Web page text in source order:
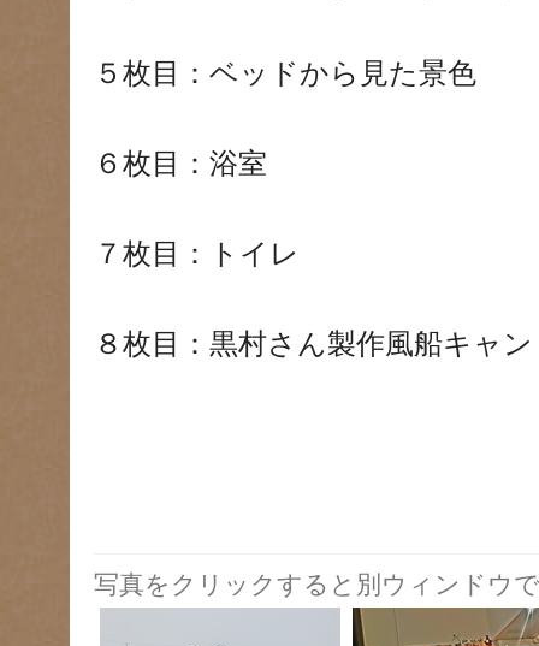
５枚目：ベッドから見た景色
６枚目：浴室
７枚目：トイレ
８枚目：黒村さん製作風船キャ
写真をクリックすると別ウィンドウ